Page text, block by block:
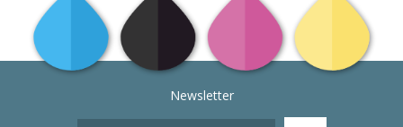
Newsletter